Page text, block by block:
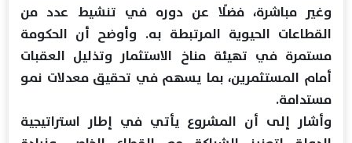
وغير مباشرة، فضلًا عن دوره في تنشيط عدد من
القطاعات الحيوية المرتبطة به. وأوضح أن الحكومة
مستمرة في تهيئة مناخ الاستثمار وتذليل العقبات
أمام المستثمرين، بما يسهم في تحقيق معدلات نمو
مستدامة.
وأشار إلى أن المشروع يأتي في إطار استراتيجية